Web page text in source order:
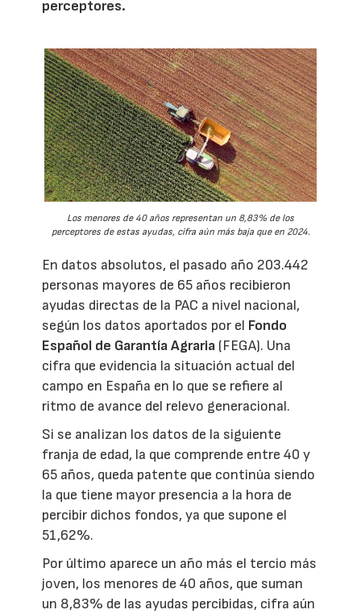
perceptores.
Los menores de 40 años representan un 8,83% de los
perceptores de estas ayudas, cifra aún más baja que en 2024.
En datos absolutos, el pasado año 203.442
personas mayores de 65 años recibieron
ayudas directas de la PAC a nivel nacional,
según los datos aportados por el Fondo
Español de Garantía Agraria (FEGA). Una
cifra que evidencia la situación actual del
campo en España en lo que se refiere al
ritmo de avance del relevo generacional.
Si se analizan los datos de la siguiente
franja de edad, la que comprende entre 40 y
65 años, queda patente que continúa siendo
la que tiene mayor presencia a la hora de
percibir dichos fondos, ya que supone el
51,62%.
Por último aparece un año más el tercio más
joven, los menores de 40 años, que suman
un 8,83% de las ayudas percibidas, cifra aún